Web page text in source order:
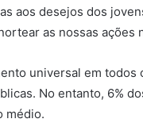
aos desejos dos
as nossas ações
universal em
No entanto, 6%
médio.